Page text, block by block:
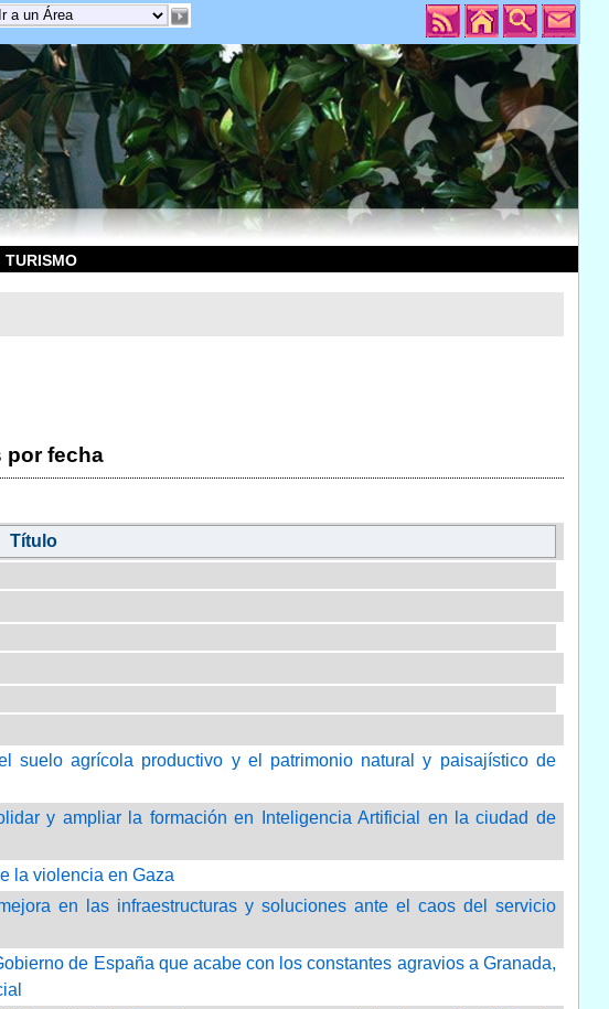
TURISMO
por fecha
Título
suelo agrícola productivo y el patrimonio natural y paisajístico de
y ampliar la formación en Inteligencia Artificial en la ciudad de
la violencia en Gaza
en las infraestructuras y soluciones ante el caos del servicio
de España que acabe con los constantes agravios a Granada,